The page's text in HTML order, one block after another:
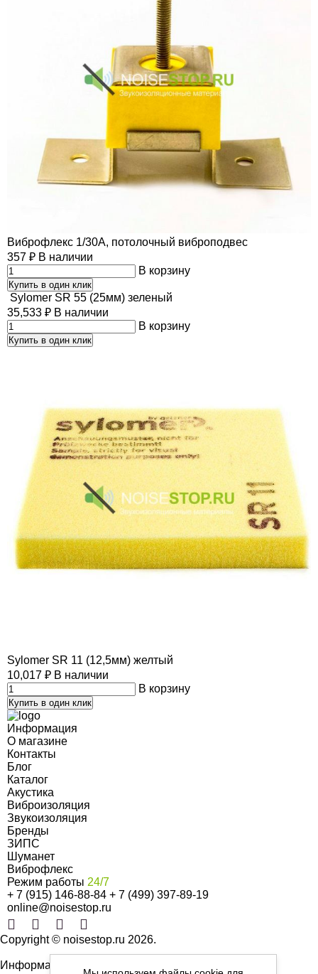
Виброфлекс 1/30А, потолочный виброподвес
357 ₽ В наличии
В корзину
Купить в один клик
Sylomer SR 55 (25мм) зеленый
35,533 ₽ В наличии
В корзину
Купить в один клик
Sylomer SR 11 (12,5мм) желтый
10,017 ₽ В наличии
В корзину
Купить в один клик
Информация
О магазине
Контакты
Блог
Каталог
Акустика
Виброизоляция
Звукоизоляция
Бренды
ЗИПС
Шуманет
Виброфлекс
Режим работы 24/7
+ 7 (915) 146-88-84 + 7 (499) 397-89-19
online@noisestop.ru
Copyright © noisestop.ru 2026.
Информация о товарах на сайте приведена в целях